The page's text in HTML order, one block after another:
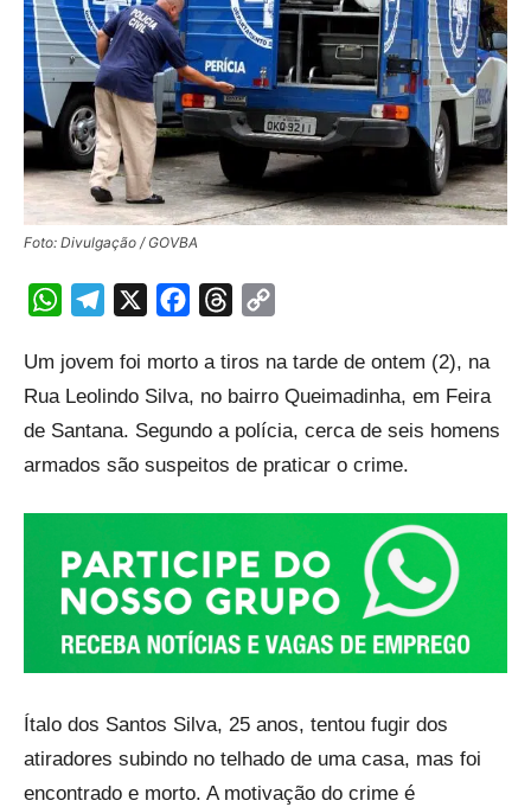
Foto: Divulgação / GOVBA
WhatsAppTelegram FacebookThreads
Um jovem foi morto a tiros na tarde de ontem (2), na
Rua Leolindo Silva, no bairro Queimadinha, em Feira
de Santana. Segundo a polícia, cerca de seis homens
armados são suspeitos de praticar o crime.
Ítalo dos Santos Silva, 25 anos, tentou fugir dos
atiradores subindo no telhado de uma casa, mas foi
encontrado e morto. A motivação do crime é